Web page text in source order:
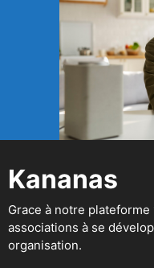
Kananas
Grace à notre plateforme
associations à se
organisation.